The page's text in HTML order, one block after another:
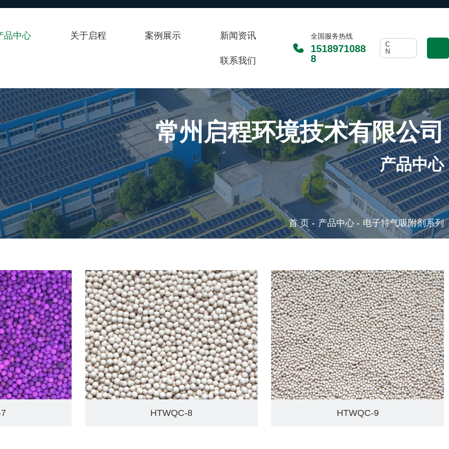
品中心 关于启程 案例展示 新闻资讯
联系我们
全国服务热线
1518971088
8
C
N
常州启程环境技术有限公司
产品中心
首 页 - 产品中心 - 电子特气吸附剂系列
HTWQC-8 HTWQC-9